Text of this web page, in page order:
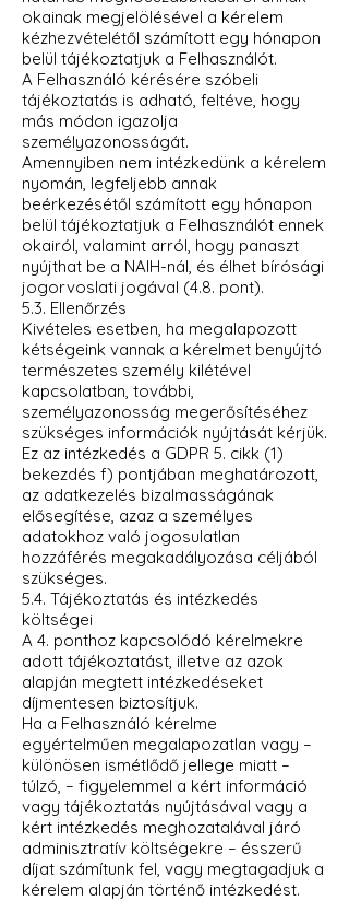
okainak megjelölésével a kérelem
kézhezvételétől számított egy hónapon
belül tájékoztatjuk a Felhasználót.
A Felhasználó kérésére szóbeli
tájékoztatás is adható, feltéve, hogy
más módon igazolja
személyazonosságát.
Amennyiben nem intézkedünk a kérelem
nyomán, legfeljebb annak
beérkezésétől számított egy hónapon
belül tájékoztatjuk a Felhasználót ennek
okairól, valamint arról, hogy panaszt
nyújthat be a NAIH-nál, és élhet bírósági
jogorvoslati jogával (4.8. pont).
5.3. Ellenőrzés
Kivételes esetben, ha megalapozott
kétségeink vannak a kérelmet benyújtó
természetes személy kilétével
kapcsolatban, további,
személyazonosság megerősítéséhez
szükséges információk nyújtását kérjük.
Ez az intézkedés a GDPR 5. cikk (1)
bekezdés f) pontjában meghatározott,
az adatkezelés bizalmasságának
elősegítése, azaz a személyes
adatokhoz való jogosulatlan
hozzáférés megakadályozása céljából
szükséges.
5.4. Tájékoztatás és intézkedés
költségei
A 4. ponthoz kapcsolódó kérelmekre
adott tájékoztatást, illetve az azok
alapján megtett intézkedéseket
díjmentesen biztosítjuk.
Ha a Felhasználó kérelme
egyértelműen megalapozatlan vagy –
különösen ismétlődő jellege miatt –
túlzó, – figyelemmel a kért információ
vagy tájékoztatás nyújtásával vagy a
kért intézkedés meghozatalával járó
adminisztratív költségekre – ésszerű
díjat számítunk fel, vagy megtagadjuk a
kérelem alapján történő intézkedést.